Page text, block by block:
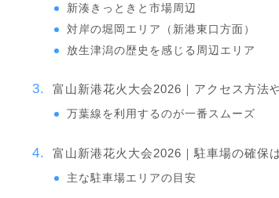
新湊きっときと市場周辺
対岸の堀岡エリア（新港東口方面）
放生津潟の歴史を感じる周辺エリア
富山新港花火大会2026｜アクセス方法
万葉線を利用するのが一番スムーズ
富山新港花火大会2026｜駐車場の確保
主な駐車場エリアの目安